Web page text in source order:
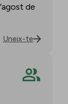
de
Uneix-te